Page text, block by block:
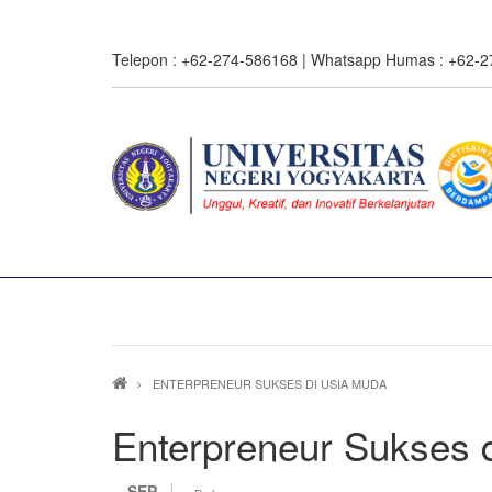
Telepon : +62-274-586168 | Whatsapp Humas : +62-
Breadcrumb
ENTERPRENEUR SUKSES DI USIA MUDA
Enterpreneur Sukses